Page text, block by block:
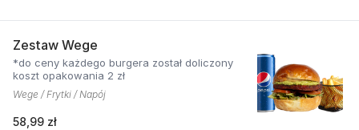
Zestaw Wege
*do ceny każdego burgera został doliczony
koszt opakowania 2 zł
Wege / Frytki / Napój
58,99 zł